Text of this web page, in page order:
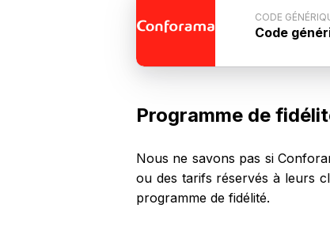
CODE
Code
n'est pas
Programme de
Nous ne savons pas si
ou des tarifs réservés à leurs
programme de fidélité.